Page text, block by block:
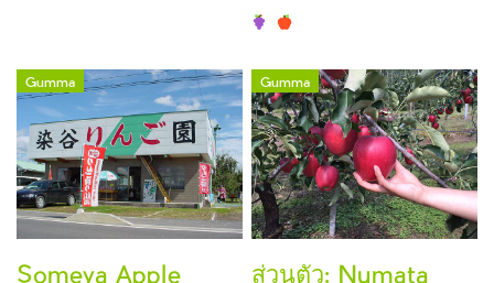
Gumma
Someya Apple
Gumma
ส่วนตัว: Numata